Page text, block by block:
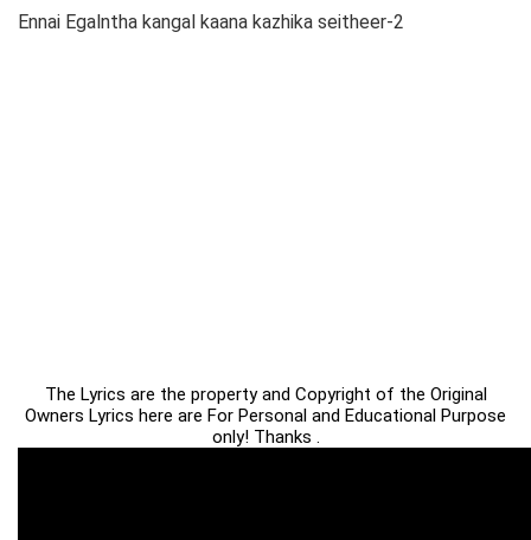
Ennai Egalntha kangal kaana kazhika seitheer-2
The Lyrics are the property and Copyright of the Original
Owners Lyrics here are For Personal and Educational Purpose
only! Thanks .